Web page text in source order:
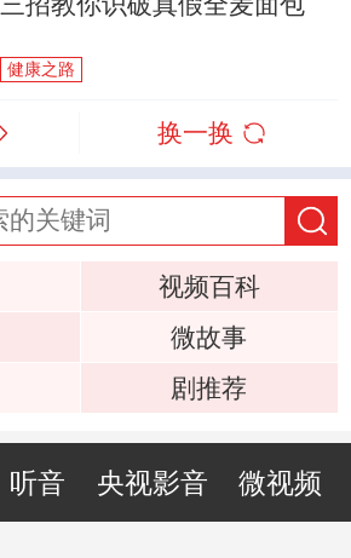
健康之路
换一换
视频百科
微故事
剧推荐
听音 央视影音 微视频